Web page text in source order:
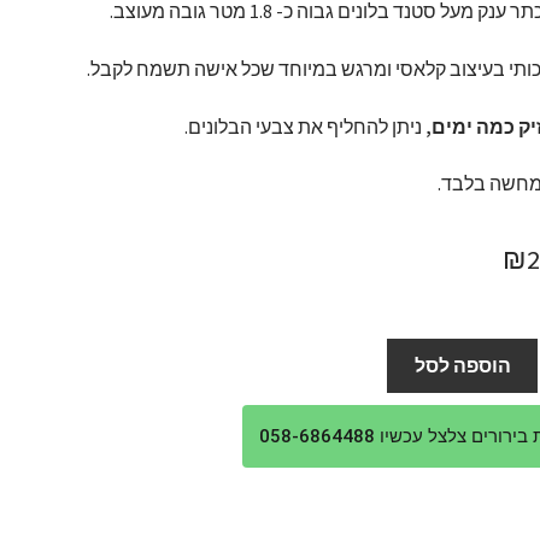
ענק מעל סטנד בלונים גבוה כ- 1.8 מטר גובה מעוצב.
בעיצוב קלאסי ומרגש במיוחד שכל אישה תשמח לקבל.
כמה ימים, ניתן להחליף את צבעי הבלונים.
בלבד.
₪
הוא:
₪250.
הוספה לסל
צלצל עכשיו 058-6864488